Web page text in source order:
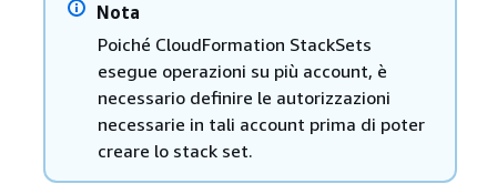
Nota
Poiché CloudFormation StackSets
esegue operazioni su più account, è
necessario definire le autorizzazioni
necessarie in tali account prima di poter
creare lo stack set.